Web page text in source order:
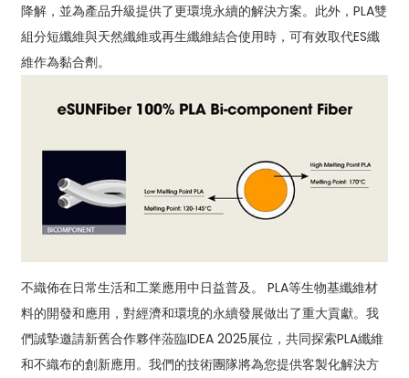
降解，並為產品升級提供了更環境永續的解決方案。此外，PLA雙
組分短纖維與天然纖維或再生纖維結合使用時，可有效取代ES纖
維作為黏合劑。
不織佈在日常生活和工業應用中日益普及。 PLA等生物基纖維材
料的開發和應用，對經濟和環境的永續發展做出了重大貢獻。我
們誠摯邀請新舊合作夥伴蒞臨IDEA 2025展位，共同探索PLA纖維
和不織布的創新應用。我們的技術團隊將為您提供客製化解決方